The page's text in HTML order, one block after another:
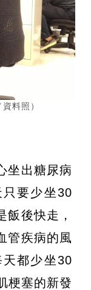
料照）
坐出糖尿病
要少坐30
飯後快走，
管疾病的風
都少坐30
梗塞的新發